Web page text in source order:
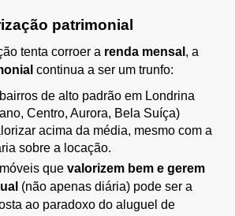
patrimonial
tenta corroer a renda mensal
continua a ser um trunfo:
de alto padrão em Londrina
Centro, Aurora, Bela Suíça)
acima da média, mesmo com a
sobre a locação.
que valorizem bem e gerem
(não apenas diária) pode ser a
ao paradoxo do aluguel de